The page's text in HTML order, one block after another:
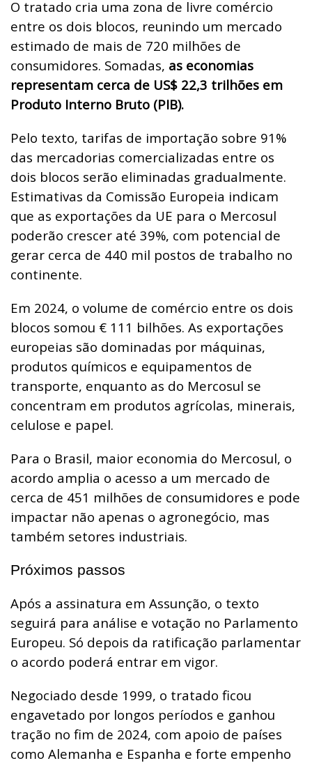
O tratado cria uma zona de livre comércio
entre os dois blocos, reunindo um mercado
estimado de mais de 720 milhões de
consumidores. Somadas, as economias
representam cerca de US$ 22,3 trilhões em
Produto Interno Bruto (PIB).
Pelo texto, tarifas de importação sobre 91%
das mercadorias comercializadas entre os
dois blocos serão eliminadas gradualmente.
Estimativas da Comissão Europeia indicam
que as exportações da UE para o Mercosul
poderão crescer até 39%, com potencial de
gerar cerca de 440 mil postos de trabalho no
continente.
Em 2024, o volume de comércio entre os dois
blocos somou € 111 bilhões. As exportações
europeias são dominadas por máquinas,
produtos químicos e equipamentos de
transporte, enquanto as do Mercosul se
concentram em produtos agrícolas, minerais,
celulose e papel.
Para o Brasil, maior economia do Mercosul, o
acordo amplia o acesso a um mercado de
cerca de 451 milhões de consumidores e pode
impactar não apenas o agronegócio, mas
também setores industriais.
Próximos passos
Após a assinatura em Assunção, o texto
seguirá para análise e votação no Parlamento
Europeu. Só depois da ratificação parlamentar
o acordo poderá entrar em vigor.
Negociado desde 1999, o tratado ficou
engavetado por longos períodos e ganhou
tração no fim de 2024, com apoio de países
como Alemanha e Espanha e forte empenho